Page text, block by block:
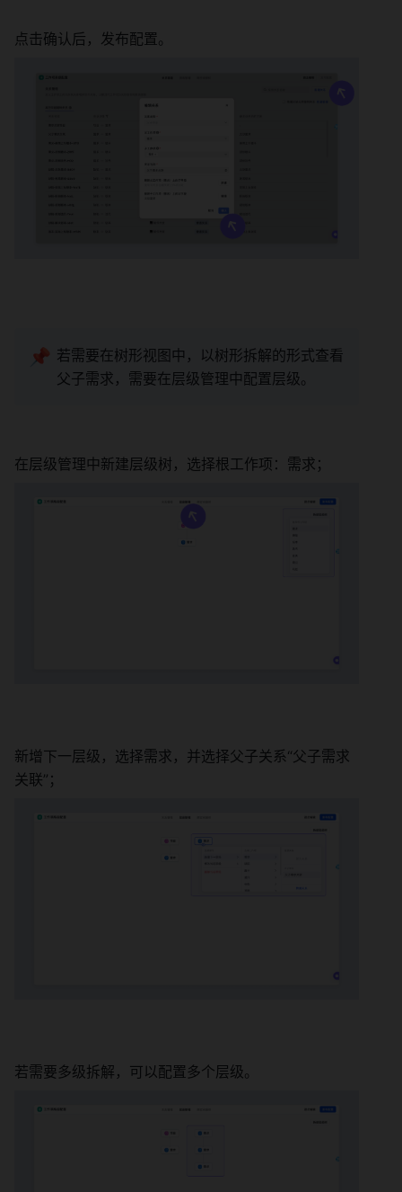
点击确认后，发布配置。
📌 若需要在树形视图中，以树形拆解的形式查看
父子需求，需要在层级管理中配置层级。
在层级管理中新建层级树，选择根工作项：需求；
新增下一层级，选择需求，并选择父子关系“父子需求
关联”；
若需要多级拆解，可以配置多个层级。